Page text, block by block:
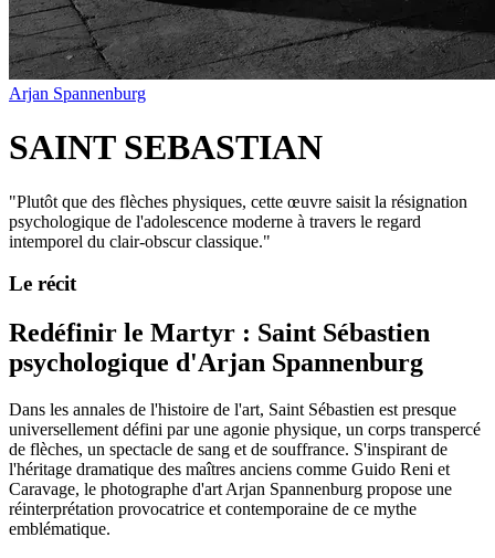
Arjan Spannenburg
SAINT SEBASTIAN
"Plutôt que des flèches physiques, cette œuvre saisit la résignation
psychologique de l'adolescence moderne à travers le regard
intemporel du clair-obscur classique."
Le récit
Redéfinir le Martyr : Saint Sébastien
psychologique d'Arjan Spannenburg
Dans les annales de l'histoire de l'art, Saint Sébastien est presque
universellement défini par une agonie physique, un corps transpercé
de flèches, un spectacle de sang et de souffrance. S'inspirant de
l'héritage dramatique des maîtres anciens comme Guido Reni et
Caravage, le photographe d'art Arjan Spannenburg propose une
réinterprétation provocatrice et contemporaine de ce mythe
emblématique.